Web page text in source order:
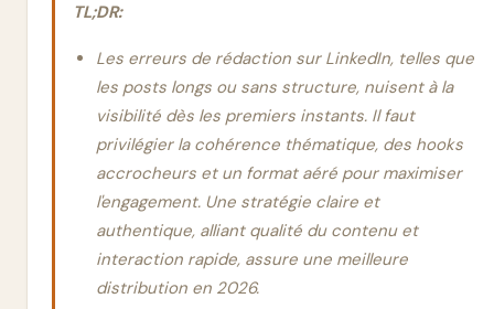
TL;DR:
Les erreurs de rédaction sur LinkedIn, telles que
les posts longs ou sans structure, nuisent à la
visibilité dès les premiers instants. Il faut
privilégier la cohérence thématique, des hooks
accrocheurs et un format aéré pour maximiser
l'engagement. Une stratégie claire et
authentique, alliant qualité du contenu et
interaction rapide, assure une meilleure
distribution en 2026.